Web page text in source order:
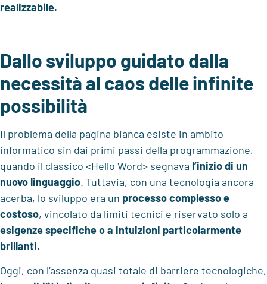
realizzabile.
Dallo sviluppo guidato dalla
necessità al caos delle infinite
possibilità
Il problema della pagina bianca esiste in ambito
informatico sin dai primi passi della programmazione,
quando il classico <Hello Word> segnava l’inizio di un
nuovo linguaggio. Tuttavia, con una tecnologia ancora
acerba, lo sviluppo era un processo complesso e
costoso, vincolato da limiti tecnici e riservato solo a
esigenze specifiche o a intuizioni particolarmente
brillanti.
Oggi, con l’assenza quasi totale di barriere tecnologiche,